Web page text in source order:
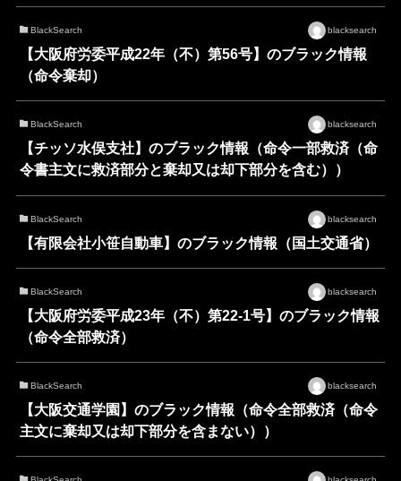
BlackSearch blacksearch
【大阪府労委平成22年（不）第56号】のブラック情報
（命令棄却）
BlackSearch blacksearch
【チッソ水俣支社】のブラック情報（命令一部救済（命
令書主文に救済部分と棄却又は却下部分を含む））
BlackSearch blacksearch
【有限会社小笹自動車】のブラック情報（国土交通省）
BlackSearch blacksearch
【大阪府労委平成23年（不）第22-1号】のブラック情報
（命令全部救済）
BlackSearch blacksearch
【大阪交通学園】のブラック情報（命令全部救済（命令
主文に棄却又は却下部分を含まない））